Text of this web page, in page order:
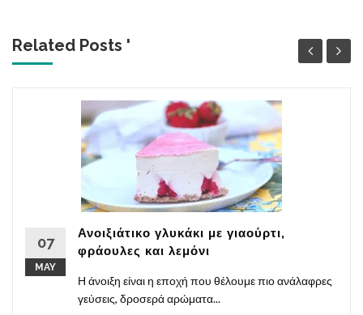
Related Posts '
07
MAY
Ανοιξιάτικο γλυκάκι με γιαούρτι,
φράουλες και λεμόνι
Η άνοιξη είναι η εποχή που θέλουμε πιο ανάλαφρες
γεύσεις, δροσερά αρώματα...